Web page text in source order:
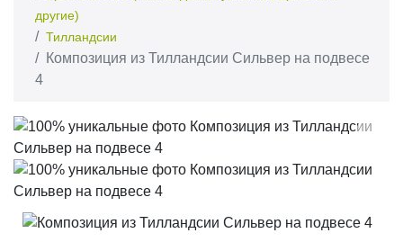
другие)
Тилландсии
Композиция из Тилландсии Сильвер на подвесе
4